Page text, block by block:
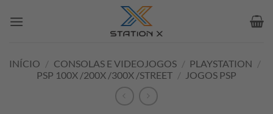
INÍCIO / CONSOLAS E VIDEOJOGOS / PLAYSTATION /
PSP 100X /200X /300X /STREET / JOGOS PSP